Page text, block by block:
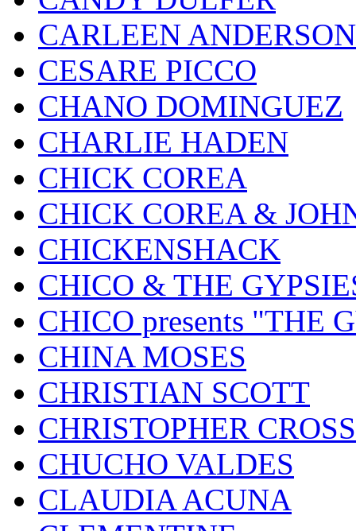
CARLEEN ANDERSON
CESARE PICCO
CHANO DOMINGUEZ
CHARLIE HADEN
CHICK COREA
CHICK COREA &
CHICKENSHACK
CHICO & THE
CHICO presents "THE
CHINA MOSES
CHRISTIAN SCOTT
CHRISTOPHER CROSS
CHUCHO VALDES
CLAUDIA ACUNA